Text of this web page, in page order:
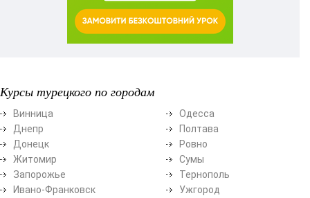
Курсы турецкого по городам
Винница
Днепр
Донецк
Житомир
Запорожье
Ивано-Франковск
Одесса
Полтава
Ровно
Сумы
Тернополь
Ужгород